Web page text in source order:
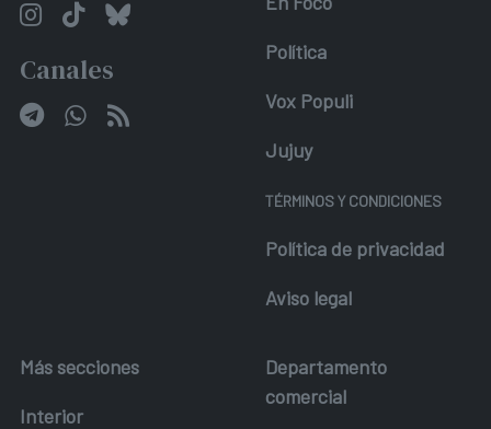
Canales Política
Vox Populi
Jujuy
TÉRMINOS Y CONDICIONES
Política de privacidad
Aviso legal
Más secciones
Interior
Departamento
comercial